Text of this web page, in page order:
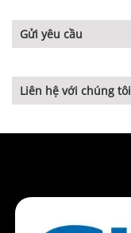
Gửi yêu cầu
Liên hệ với chúng tôi